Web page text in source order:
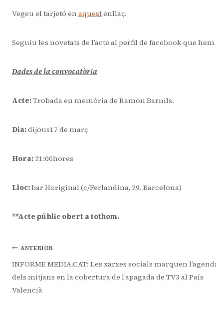
Vegeu el tarjetó en aquestenllaç.
Seguiu les novetats de l’acte al perfil de facebook que
Dades de la convocatòria
Acte:Trobada en memòria de Ramon Barnils.
Dia:dijous17 de març
Hora: 21:00hores
Lloc:bar Horiginal (c/Ferlandina, 29. Barcelona)
**Acte públic obert a tothom.
Navegació
d'entrades
ANTERIOR
INFORME MEDIA.CAT: Les xarxes socials marquen
dels mitjans en la cobertura de l’apagada de TV3 al País
Valencià